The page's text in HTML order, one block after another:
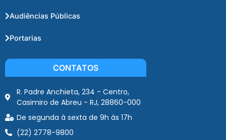
Audiências Públicas
Portarias
CONTATOS
R. Padre Anchieta, 234 - Centro,
Casimiro de Abreu - RJ, 28860-000
De segunda à sexta de 9h às 17h
(22) 2778-9800